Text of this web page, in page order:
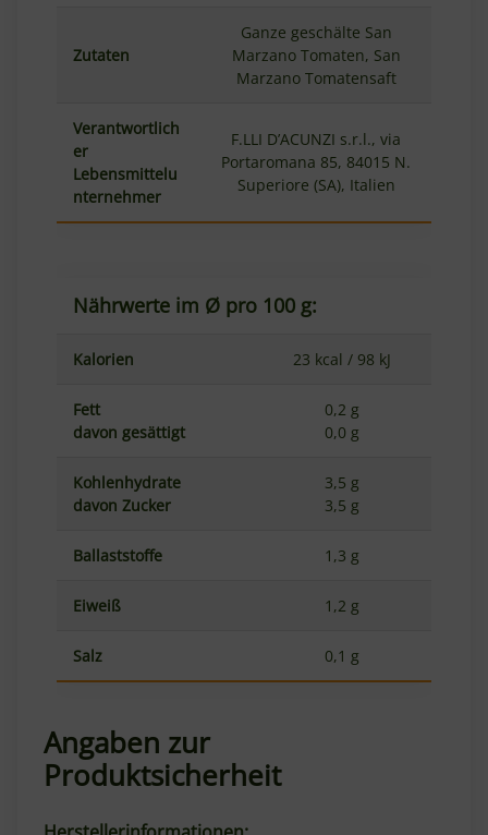
Zutaten
Ganze geschälte San
Marzano Tomaten, San
Marzano Tomatensaft
Verantwortlich
er
Lebensmittelu
nternehmer
F.LLI D’ACUNZI s.r.l., via
Portaromana 85, 84015 N.
Superiore (SA), Italien
Nährwerte im Ø pro 100 g:
Kalorien 23 kcal / 98 kJ
Fett
davon gesättigt
0,2 g
0,0 g
Kohlenhydrate
davon Zucker
3,5 g
3,5 g
Ballaststoffe 1,3 g
Eiweiß 1,2 g
Salz 0,1 g
Angaben zur
Produktsicherheit